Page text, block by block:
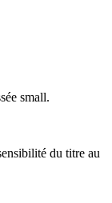
small.
du titre au